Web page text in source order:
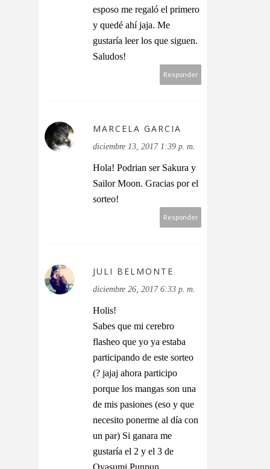
esposo me regaló el primero
y quedé ahí jaja. Me
gustaría leer los que siguen.
Saludos!
Responder
MARCELA GARCIA
diciembre 13, 2017 1:39 p. m.
Hola! Podrian ser Sakura y
Sailor Moon. Gracias por el
sorteo!
Responder
JULI BELMONTE
diciembre 26, 2017 6:33 p. m.
Holis!
Sabes que mi cerebro
flasheo que yo ya estaba
participando de este sorteo
(? jajaj ahora participo
porque los mangas son una
de mis pasiones (eso y que
necesito ponerme al día con
un par) Si ganara me
gustaría el 2 y el 3 de